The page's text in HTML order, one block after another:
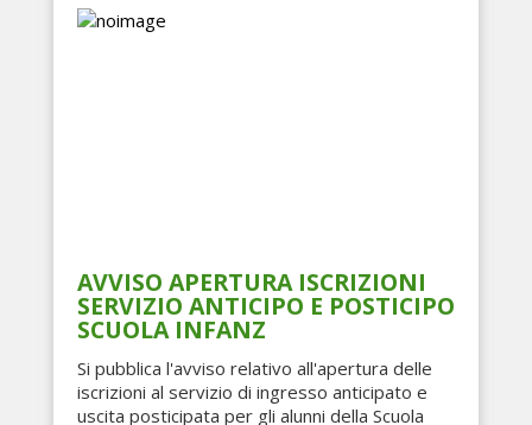
AVVISO APERTURA ISCRIZIONI
SERVIZIO ANTICIPO E POSTICIPO
SCUOLA INFANZ
Si pubblica l'avviso relativo all'apertura delle
iscrizioni al servizio di ingresso anticipato e
uscita posticipata per gli alunni della Scuola